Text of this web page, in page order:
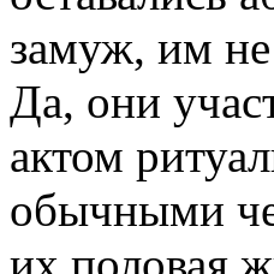
замуж, им
Да, они
актом
обычными